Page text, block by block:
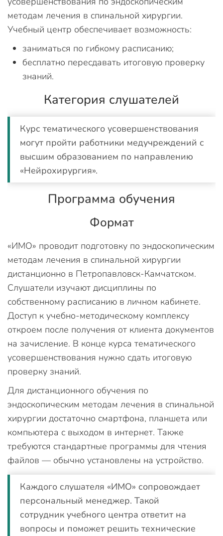
методам лечения в спинальной хирургии.
Учебный центр обеспечивает возможность:
заниматься по гибкому расписанию;
бесплатно пересдавать итоговую проверку
знаний.
Категория слушателей
Курс тематического усовершенствования
могут пройти работники медучреждений с
высшим образованием по направлению
«Нейрохирургия».
Программа обучения
Формат
«ИМО» проводит подготовку по эндоскопическим
методам лечения в спинальной хирургии
дистанционно в Петропавловск-Камчатском.
Слушатели изучают дисциплины по
собственному расписанию в личном кабинете.
Доступ к учебно-методическому комплексу
откроем после получения от клиента документов
на зачисление. В конце курса тематического
усовершенствования нужно сдать итоговую
проверку знаний.
Для дистанционного обучения по
эндоскопическим методам лечения в спинальной
хирургии достаточно смартфона, планшета или
компьютера с выходом в интернет. Также
требуются стандартные программы для чтения
файлов — обычно установлены на устройство.
Каждого слушателя «ИМО» сопровождает
персональный менеджер. Такой
сотрудник учебного центра ответит на
вопросы и поможет решить технические